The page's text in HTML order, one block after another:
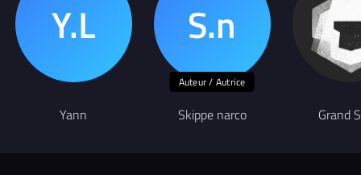
Yann
Auteur / Autrice
Skippe narco Grand